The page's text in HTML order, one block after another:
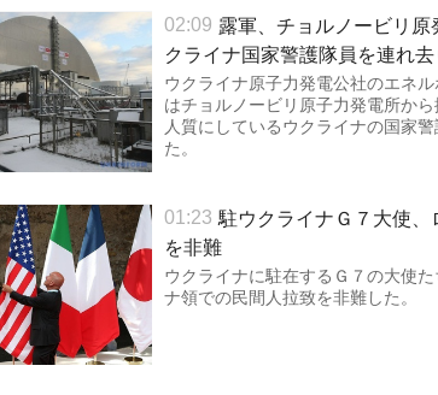
02:09 露軍、チョルノービリ
クライナ国家警護隊員を連れ去
ウクライナ原子力発電公社のエネ
はチョルノービリ原子力発電所か
人質にしているウクライナの国家
た。
01:23 駐ウクライナＧ７大使
を非難
ウクライナに駐在するＧ７の大使
ナ領での民間人拉致を非難した。